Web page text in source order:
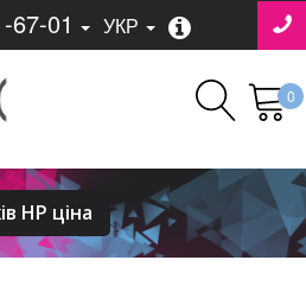
67-01 УКР
0
HP ціна